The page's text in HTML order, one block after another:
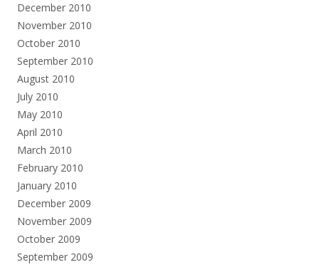
December 2010
November 2010
October 2010
September 2010
August 2010
July 2010
May 2010
April 2010
March 2010
February 2010
January 2010
December 2009
November 2009
October 2009
September 2009